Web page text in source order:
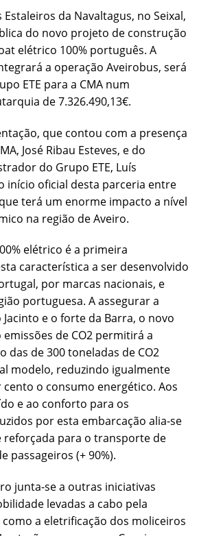
da Navaltagus, no Seixal,
do novo projeto de construção
elétrico 100% português. A
a operação Aveirobus, será
ETE para a CMA num
de 7.326.490,13€.
que contou com a presença
José Ribau Esteves, e do
do Grupo ETE, Luís
início oficial desta parceria entre
terá um enorme impacto a nível
na região de Aveiro.
elétrico é a primeira
característica a ser desenvolvido
por marcas nacionais, e
portuguesa. A assegurar a
e o forte da Barra, o novo
de CO2 permitirá a
das de 300 toneladas de CO2
modelo, reduzindo igualmente
cento o consumo energético. Aos
e ao conforto para os
por esta embarcação alia-se
reforçada para o transporte de
passageiros (+ 90%).
junta-se a outras iniciativas
levadas a cabo pela
como a eletrificação dos moliceiros